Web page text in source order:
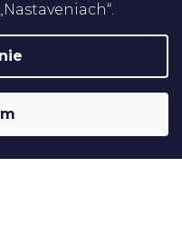
cookies